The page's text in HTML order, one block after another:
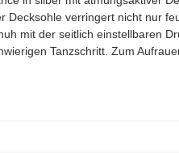
verringert nicht nur
mit der seitlich einstellbaren
Tanzschritt. Zum